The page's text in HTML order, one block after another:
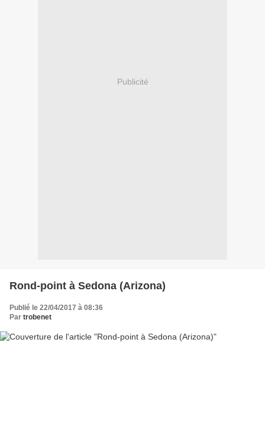
Publicité
Rond-point à Sedona (Arizona)
Publié le 22/04/2017 à 08:36
Par trobenet